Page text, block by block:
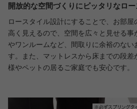
開放的な空間づくりにピッタリなロ
ロースタイル設計にすることで、お部
高く見えるので、空間を広々と見せる事
やワンルームなど、間取りに余裕のない
す。また、マットレスから床までの段差
様やペットの居るご家庭でも安心です。